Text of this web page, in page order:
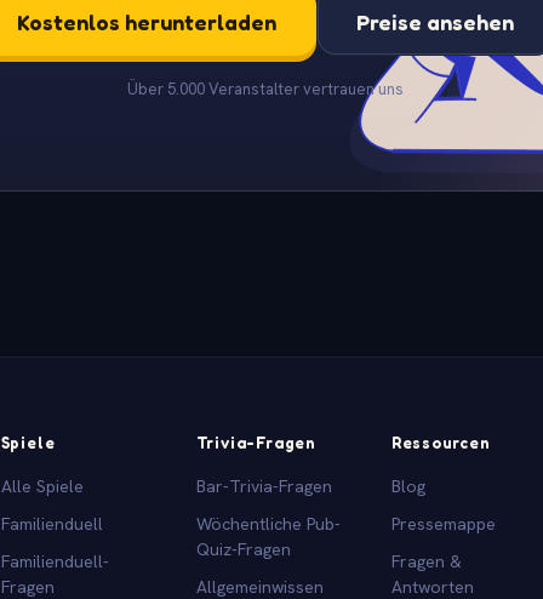
Kostenlos herunterladen Preise ansehen
Über 5.000 Veranstalter vertrauen uns
Spiele
Alle Spiele
Familienduell
Familienduell-
Fragen
Trivia-Fragen
Bar-Trivia-Fragen
Wöchentliche Pub-
Quiz-Fragen
Allgemeinwissen
Ressourcen
Blog
Pressemappe
Fragen &
Antworten